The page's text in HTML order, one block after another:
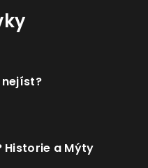
Historie a Mýty